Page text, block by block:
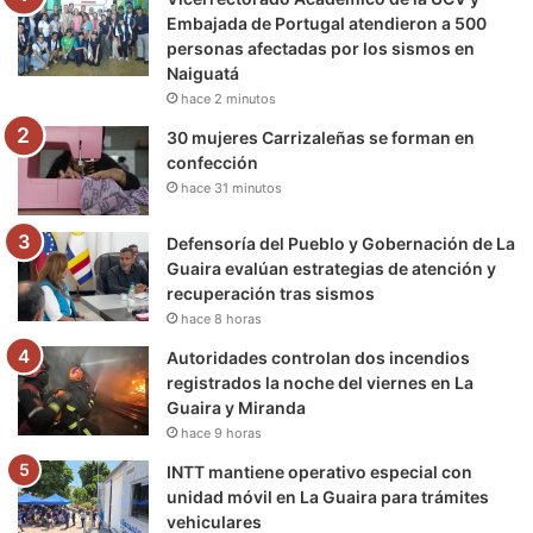
o
k
r
e
r
a
a
m
Embajada de Portugal atendieron a 500
personas afectadas por los sismos en
Naiguatá
hace 2 minutos
30 mujeres Carrizaleñas se forman en
confección
hace 31 minutos
Defensoría del Pueblo y Gobernación de La
Guaira evalúan estrategias de atención y
recuperación tras sismos
hace 8 horas
Autoridades controlan dos incendios
registrados la noche del viernes en La
Guaira y Miranda
hace 9 horas
INTT mantiene operativo especial con
unidad móvil en La Guaira para trámites
vehiculares